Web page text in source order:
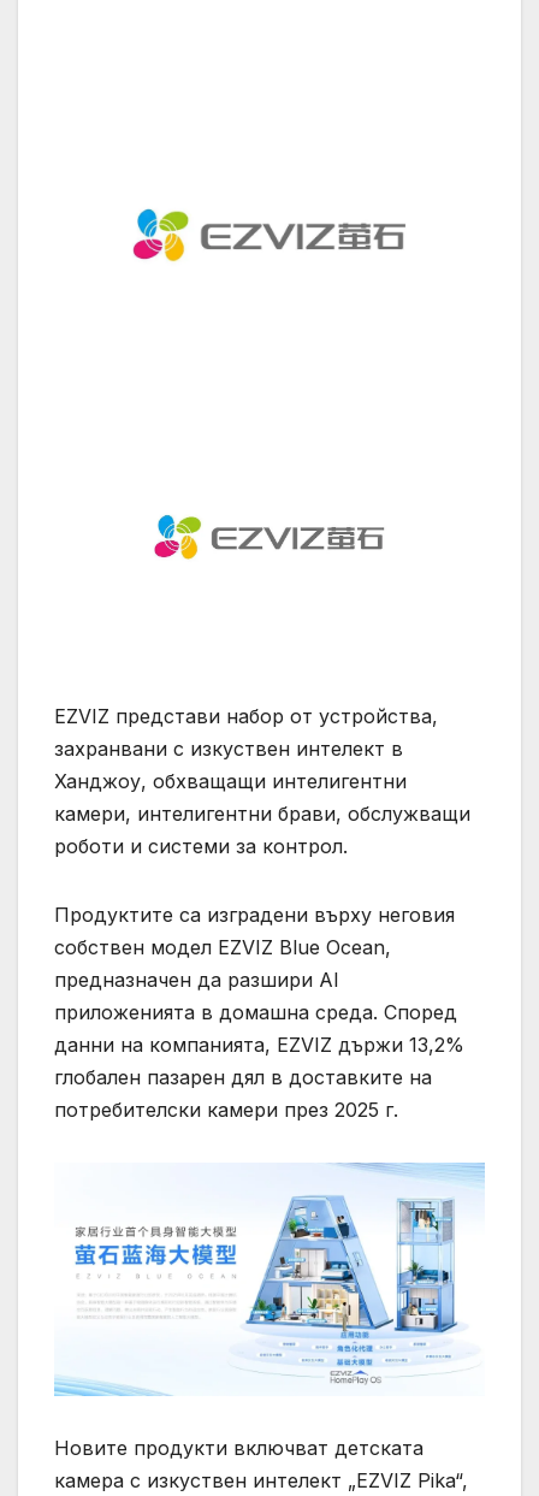
EZVIZ представи набор от устройства,
захранвани с изкуствен интелект в
Ханджоу, обхващащи интелигентни
камери, интелигентни брави, обслужващи
роботи и системи за контрол.
Продуктите са изградени върху неговия
собствен модел EZVIZ Blue Ocean,
предназначен да разшири AI
приложенията в домашна среда. Според
данни на компанията, EZVIZ държи 13,2%
глобален пазарен дял в доставките на
потребителски камери през 2025 г.
Новите продукти включват детската
камера с изкуствен интелект „EZVIZ Pika“,